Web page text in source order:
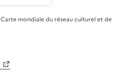
Carte mondiale du réseau culturel et de